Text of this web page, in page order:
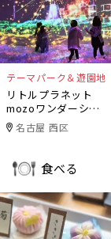
テーマパーク＆遊園地
リトルプラネット
mozoワンダーシテ
ィ 名古屋 西区
食べる